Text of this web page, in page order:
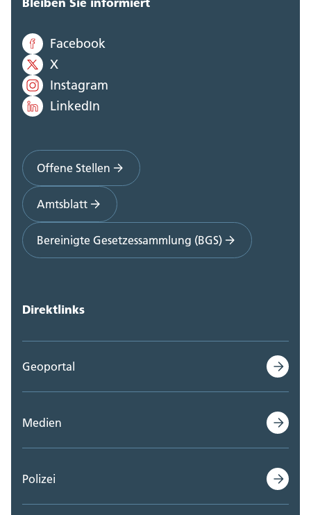
Facebook
X
Instagram
LinkedIn
Offene Stellen
Amtsblatt
Bereinigte Gesetzessammlung (BGS)
Direktlinks
Geoportal
Medien
Polizei